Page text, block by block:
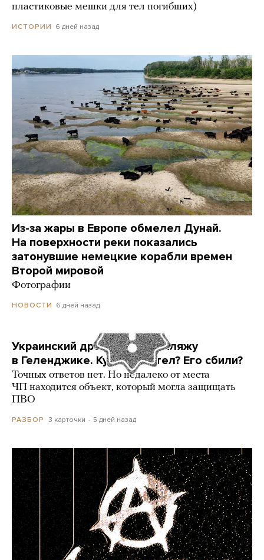
пластиковые мешки для тел погибших)
ИСТОРИИ 6 дней назад
Из-за жары в Европе обмелел Дунай.
На поверхности реки показались
затонувшие немецкие корабли времен
Второй мировой
Фотографии
НОВОСТИ 6 дней назад
Украинский дрон попал по пляжу
в Геленджике. Куда он летел? Его сбили?
Точных ответов нет. Но недалеко от места
ЧП находится объект, который могла защищать
ПВО
РАЗБОР 3 карточки 5 дней назад